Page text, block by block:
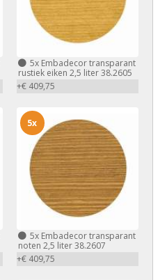
5xEmbadecor transparant
rustiek eiken 2,5 liter 38.2605
+€ 409,75
5xEmbadecor transparant
noten 2,5 liter 38.2607
+€ 409,75
5x